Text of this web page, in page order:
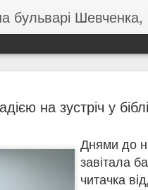
бульварі Шевченка,
на зустріч у
Днями до
завітала
читачка